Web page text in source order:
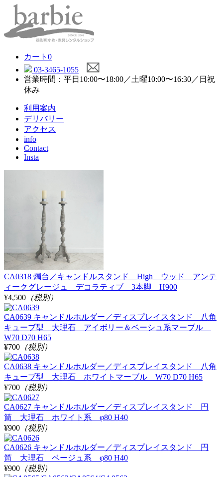
カート 0
03-3465-1055
営業時間：平日10:00〜18:00／土曜10:00〜16:30／日祝
休み
利用案内
デリバリー
アクセス
info
Contact
Insta
CA0318 燭台／キャンドルスタンド High ウッド アンテ
ィークグレージュ デコラティブ 3本脚 H900
¥4,500 （税別）
CA0639 キャンドルホルダー／ディスプレイスタンド 八角
キューブ型 大理石 アイボリー＆ベーシュ系マーブル
W70 D70 H65
¥700 （税別）
CA0638 キャンドルホルダー／ディスプレイスタンド 八角
キューブ型 大理石 ホワイトマーブル W70 D70 H65
¥700 （税別）
CA0627 キャンドルホルダー／ディスプレイスタンド 円
筒 大理石 ホワイト系 φ80 H40
¥900 （税別）
CA0626 キャンドルホルダー／ディスプレイスタンド 円
筒 大理石 ベージュ系 φ80 H40
¥900 （税別）